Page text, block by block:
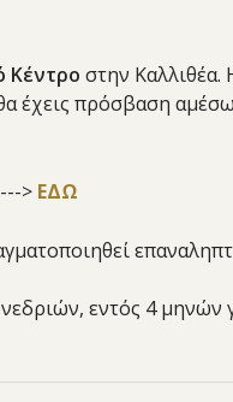
Κέντρο στην Καλλιθέα.
έχεις πρόσβαση
> ΕΔΩ
εντός 4 μηνών